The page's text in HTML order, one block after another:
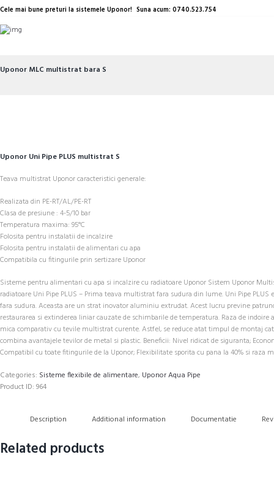
Cele mai bune preturi la sistemele Uponor! Suna acum: 0740.523.754
Uponor MLC multistrat bara S
Uponor Uni Pipe PLUS multistrat S
Teava multistrat Uponor caracteristici generale:
Realizata din PE-RT/AL/PE-RT
Clasa de presiune : 4-5/10 bar
Temperatura maxima: 95°C
Folosita pentru instalatii de incalzire
Folosita pentru instalatii de alimentari cu apa
Compatibila cu fitingurile prin sertizare Uponor
Sisteme pentru alimentari cu apa si incalzire cu radiatoare Uponor Sistem Uponor
radiatoare Uni Pipe PLUS – Prima teava multistrat fara sudura din lume. Uni Pipe
fara sudura. Aceasta are un strat inovator aluminiu extrudat. Acest lucru previne
restaurarea si extinderea liniar cauzate de schimbarile de temperatura. Raza de indoire
mica comparativ cu tevile multistrat curente. Astfel, se reduce atat timpul de montaj
combina avantajele tevilor de metal si plastic. Beneficii: Nivel ridicat de siguranta;
Compatibil cu toate fitingurile de la Uponor; Flexibilitate sporita cu pana la 40% si raza
Categories: Sisteme flexibile de alimentare, Uponor Aqua Pipe
Product ID: 964
Description Additional information Documentatie
Related products